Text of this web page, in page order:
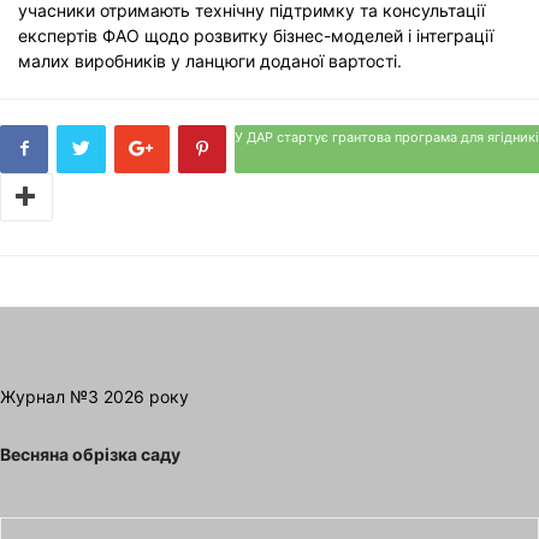
учасники отримають технічну підтримку та консультації
експертів ФАО щодо розвитку бізнес-моделей і інтеграції
малих виробників у ланцюги доданої вартості.
У ДАР стартує грантова програма для
Журнал №3 2026 року
Весняна обрізка саду